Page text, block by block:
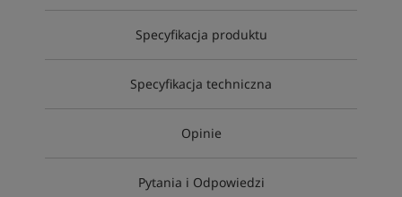
Specyfikacja produktu
Specyfikacja techniczna
Opinie
Pytania i Odpowiedzi